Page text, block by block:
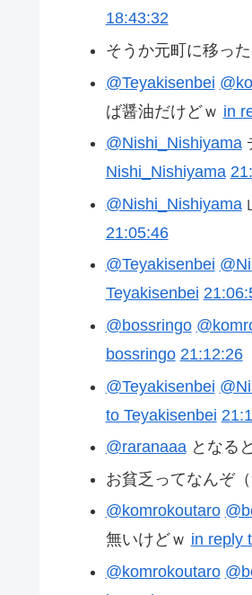
18:43:32
そうか元町に移っ
@Teyakisenbei
ば醤油だけどｗ in
@Nishi_Nishiyama
Nishi_Nishiyama
@Nishi_Nishiyama
21:05:46
@Teyakisenbei
Teyakisenbei
@bossringo
bossringo 21:12:26
@Teyakisenbei
to Teyakisenbei
@raranaaaとなる
お貧乏ってなんぞ（
@komrokoutaro
無いけどｗ in reply
@komrokoutaro